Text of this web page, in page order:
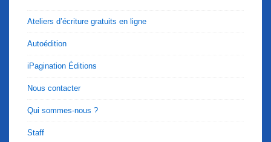
Ateliers d’écriture gratuits en ligne
Autoédition
iPagination Éditions
Nous contacter
Qui sommes-nous ?
Staff